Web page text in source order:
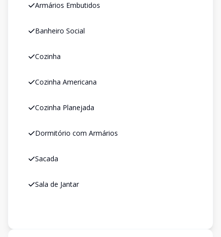
Armários Embutidos
Banheiro Social
Cozinha
Cozinha Americana
Cozinha Planejada
Dormitório com Armários
Sacada
Sala de Jantar